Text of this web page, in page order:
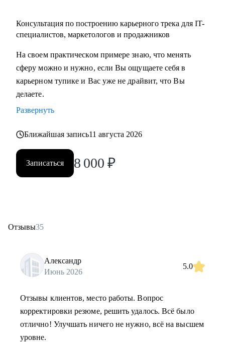
Консультация по построению карьерного трека для IT-
специалистов, маркетологов и продажников
На своем практическом примере знаю, что менять
сферу можно и нужно, если Вы ощущаете себя в
карьерном тупике и Вас уже не драйвит, что Вы
делаете.
Развернуть
Ближайшая запись11 августа 2026
Записаться 8 000 ₽
Отзывы35
Александр
Июнь 2026
5.0
Отзывы клиентов, место работы. Вопрос
корректировки резюме, решить удалось. Всё было
отлично! Улучшать ничего не нужно, всё на высшем
уровне.